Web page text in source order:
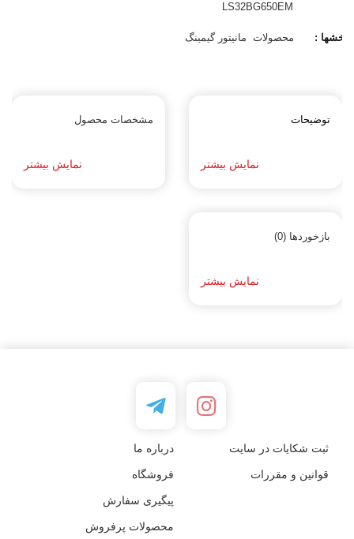
LS32BG650EM
بخشها : محصولات مانیتور گیمینگ
توضیحات
نمایش بیشتر
مشخصات محصول
نمایش بیشتر
بازخوردها (0)
نمایش بیشتر
ثبت شکایات در سایت درباره ما
قوانین و مقررات فروشگاه
پیگیری سفارش
محصولات پرفروش